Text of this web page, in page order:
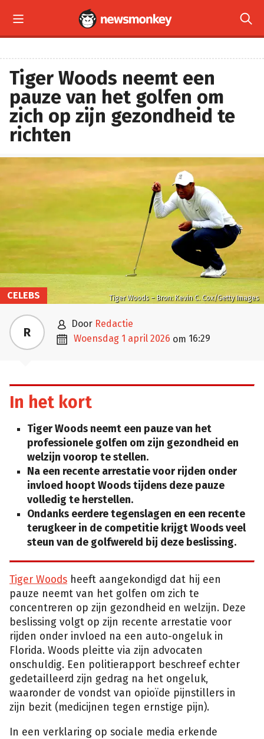
 
Tiger Woods neemt een
pauze van het golfen om
zich op zijn gezondheid te
richten
Tiger Woods – Bron: Kevin C. Cox/Getty Images
CELEBS
R  door Redactie
 woensdag 1 april 2026 om 16:29
In het kort
Tiger Woods neemt een pauze van het
professionele golfen om zijn gezondheid en
welzijn voorop te stellen.
Na een recente arrestatie voor rijden onder
invloed hoopt Woods tijdens deze pauze
volledig te herstellen.
Ondanks eerdere tegenslagen en een recente
terugkeer in de competitie krijgt Woods veel
steun van de golfwereld bij deze beslissing.
Tiger Woods heeft aangekondigd dat hij een
pauze neemt van het golfen om zich te
concentreren op zijn gezondheid en welzijn. Deze
beslissing volgt op zijn recente arrestatie voor
rijden onder invloed na een auto-ongeluk in
Florida. Woods pleitte via zijn advocaten
onschuldig. Een politierapport beschreef echter
gedetailleerd zijn gedrag na het ongeluk,
waaronder de vondst van opioïde pijnstillers in
zijn bezit (medicijnen tegen ernstige pijn).
In een verklaring op sociale media erkende